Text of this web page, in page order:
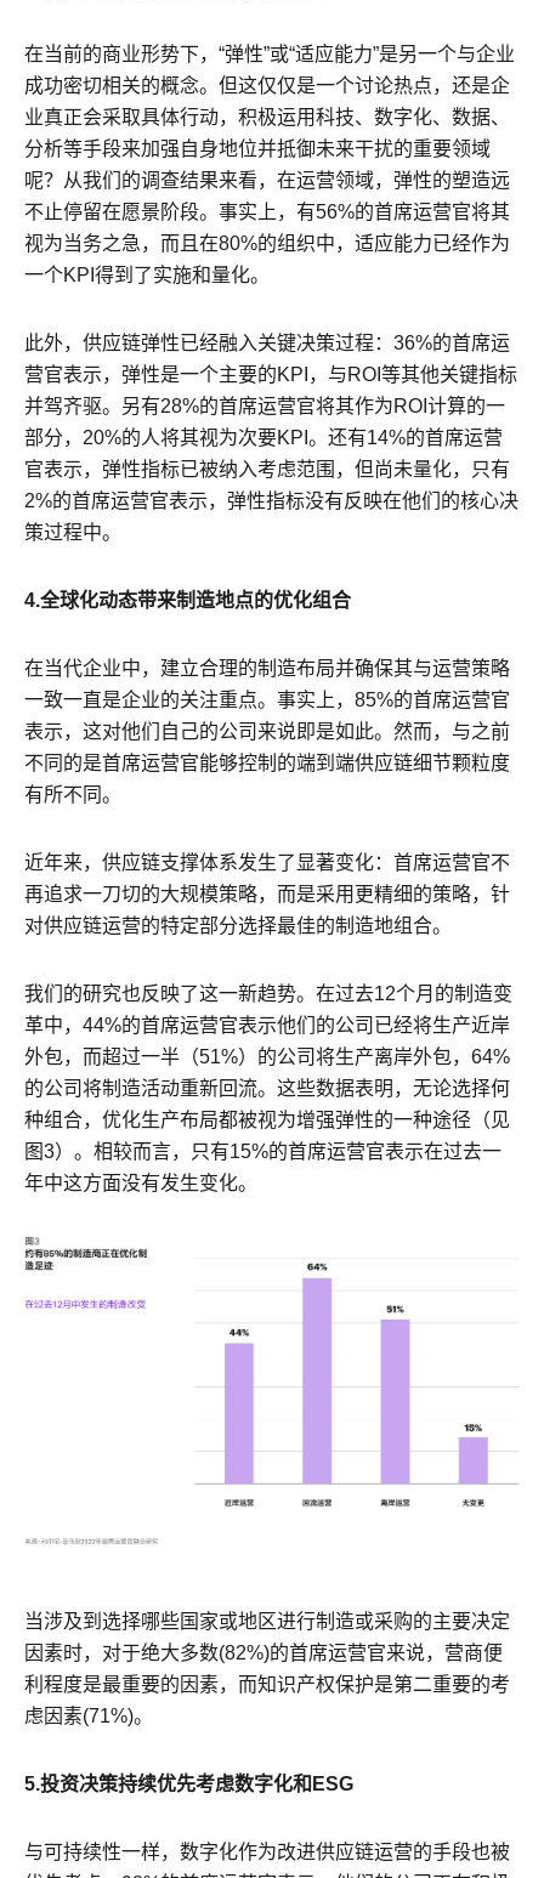
在当前的商业形势下，“弹性”或“适应能力”是另一个与企业
成功密切相关的概念。但这仅仅是一个讨论热点，还是企
业真正会采取具体行动，积极运用科技、数字化、数据、
分析等手段来加强自身地位并抵御未来干扰的重要领域
呢？从我们的调查结果来看，在运营领域，弹性的塑造远
不止停留在愿景阶段。事实上，有56%的首席运营官将其
视为当务之急，而且在80%的组织中，适应能力已经作为
一个KPI得到了实施和量化。
此外，供应链弹性已经融入关键决策过程：36%的首席运
营官表示，弹性是一个主要的KPI，与ROI等其他关键指标
并驾齐驱。另有28%的首席运营官将其作为ROI计算的一
部分，20%的人将其视为次要KPI。还有14%的首席运营
官表示，弹性指标已被纳入考虑范围，但尚未量化，只有
2%的首席运营官表示，弹性指标没有反映在他们的核心决
策过程中。
4.全球化动态带来制造地点的优化组合
在当代企业中，建立合理的制造布局并确保其与运营策略
一致一直是企业的关注重点。事实上，85%的首席运营官
表示，这对他们自己的公司来说即是如此。然而，与之前
不同的是首席运营官能够控制的端到端供应链细节颗粒度
有所不同。
近年来，供应链支撑体系发生了显著变化：首席运营官不
再追求一刀切的大规模策略，而是采用更精细的策略，针
对供应链运营的特定部分选择最佳的制造地组合。
我们的研究也反映了这一新趋势。在过去12个月的制造变
革中，44%的首席运营官表示他们的公司已经将生产近岸
外包，而超过一半（51%）的公司将生产离岸外包，64%
的公司将制造活动重新回流。这些数据表明，无论选择何
种组合，优化生产布局都被视为增强弹性的一种途径（见
图3）。相较而言，只有15%的首席运营官表示在过去一
年中这方面没有发生变化。
当涉及到选择哪些国家或地区进行制造或采购的主要决定
因素时，对于绝大多数(82%)的首席运营官来说，营商便
利程度是最重要的因素，而知识产权保护是第二重要的考
虑因素(71%)。
5.投资决策持续优先考虑数字化和ESG
与可持续性一样，数字化作为改进供应链运营的手段也被